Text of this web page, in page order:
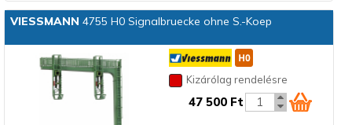
VIESSMANN 4755 H0 Signalbruecke ohne S.-Koep
Kizárólag rendelésre
47 500 Ft